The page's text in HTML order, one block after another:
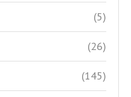
(5)
(26)
(145)